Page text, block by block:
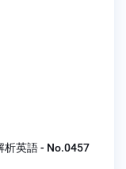
析英語 - No.0457